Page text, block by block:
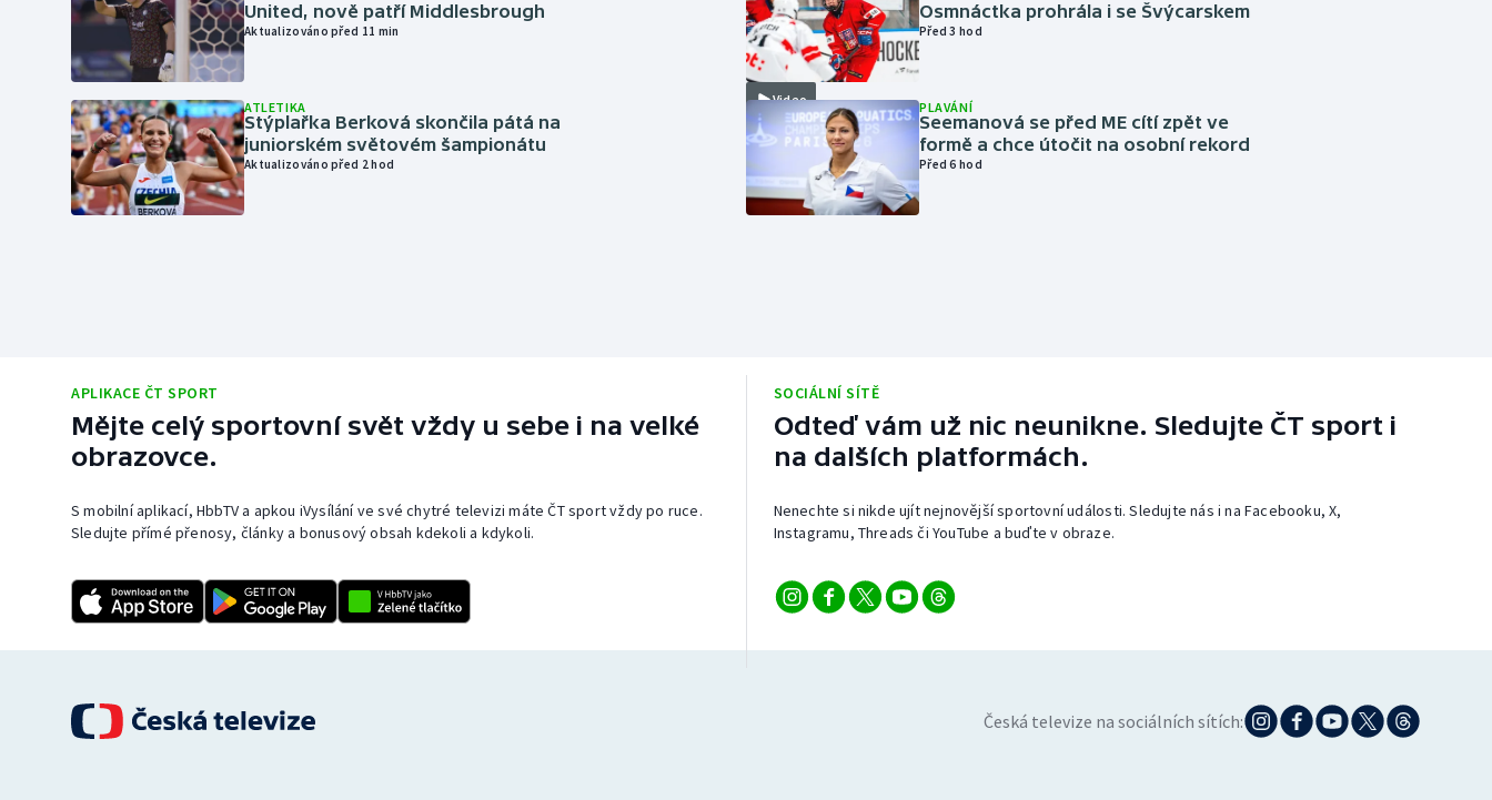
United, nově patří Middlesbrough
Aktualizováno před 11 min
ATLETIKA
Stýplařka Berková skončila pátá na
juniorském světovém šampionátu
Aktualizováno před 2 hod
Video
Osmnáctka prohrála i se Švýcarskem
Před 3 hod
PLAVÁNÍ
Seemanová se před ME cítí zpět ve
formě a chce útočit na osobní rekord
Před 6 hod
APLIKACE ČT SPORT
Mějte celý sportovní svět vždy u sebe i na velké
obrazovce.
S mobilní aplikací, HbbTV a apkou iVysílání ve své chytré televizi máte ČT sport vždy po ruce.
Sledujte přímé přenosy, články a bonusový obsah kdekoli a kdykoli.
SOCIÁLNÍ SÍTĚ
Odteď vám už nic neunikne. Sledujte ČT sport i
na dalších platformách.
Nenechte si nikde ujít nejnovější sportovní události. Sledujte nás i na Facebooku, X,
Instagramu, Threads či YouTube a buďte v obraze.
Česká televize na sociálních sítích: